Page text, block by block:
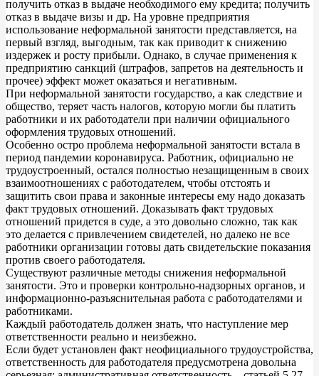
получить отказ в выдаче необходимого ему кредита; получить
отказ в выдаче визы и др. На уровне предприятия
использование неформальной занятости представляется, на
первый взгляд, выгодным, так как приводит к снижению
издержек и росту прибыли. Однако, в случае применения к
предприятию санкций (штрафов, запретов на деятельность и
прочее) эффект может оказаться и негативным.
При неформальной занятости государство, а как следствие и
общество, теряет часть налогов, которую могли бы платить
работники и их работодатели при наличии официального
оформления трудовых отношений.
Особенно остро проблема неформальной занятости встала в
период пандемии коронавируса. Работник, официально не
трудоустроенный, остался полностью незащищенным в своих
взаимоотношениях с работодателем, чтобы отстоять и
защитить свои права и законные интересы ему надо доказать
факт трудовых отношений. Доказывать факт трудовых
отношений придется в суде, а это довольно сложно, так как
это делается с привлечением свидетелей, но далеко не все
работники организации готовы дать свидетельские показания
против своего работодателя.
Существуют различные методы снижения неформальной
занятости. Это и проверки контрольно-надзорных органов, и
информационно-разъяснительная работа с работодателями и
работниками.
Каждый работодатель должен знать, что наступление мер
ответственности реально и неизбежно.
Если будет установлен факт неофициального трудоустройства,
ответственность для работодателя предусмотрена довольна